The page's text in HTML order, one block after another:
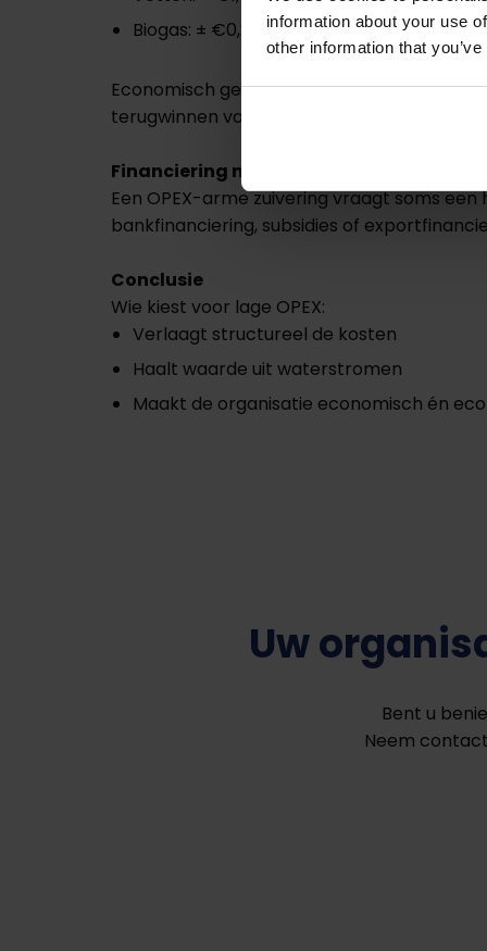
information about your use
other information that
Biogas: ± €0,25 per kg
Economisch gezien is het dus veel
terugwinnen van deze grondstoffen. Zo
Financiering nodig? Wij helpen.
Een OPEX-arme zuivering vraagt soms
bankfinanciering, subsidies of
Conclusie
Wie kiest voor lage OPEX:
Verlaagt structureel de kosten
Haalt waarde uit waterstromen
Maakt de organisatie economisch én
Uw
Bent u
Neem